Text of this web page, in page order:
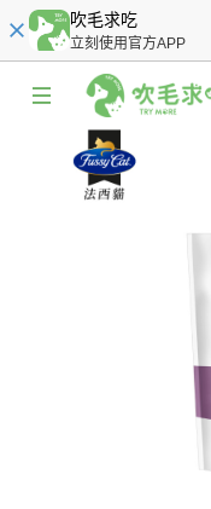
吹毛求吃
立刻使用官方APP